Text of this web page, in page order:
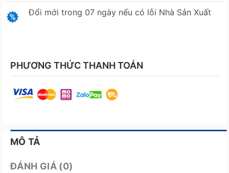
Đổi mới trong 07 ngày nếu có lỗi Nhà Sản Xuất
PHƯƠNG THỨC THANH TOÁN
MÔ TẢ
ĐÁNH GIÁ (0)